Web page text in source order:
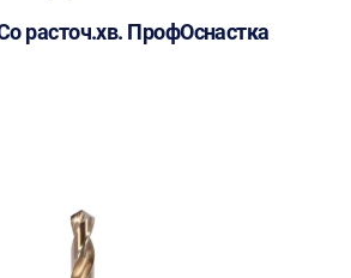
расточ.хв. ПрофОснастка